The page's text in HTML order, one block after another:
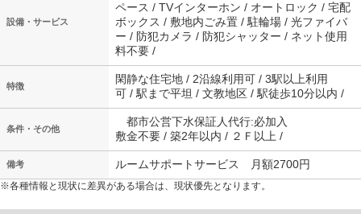
設備・サービス
ペース / TVインターホン / オートロック / 宅配
ボックス / 敷地内ごみ置 / 駐輪場 / 光ファイバ
ー / 防犯カメラ / 防犯シャッター / ネット使用
料不要 /
特徴
閑静な住宅地 / 2沿線利用可 / 3駅以上利用
可 / 駅まで平坦 / 文教地区 / 駅徒歩10分以内 /
条件・その他
都市公営下水保証人代行:必加入
敷金不要 / 築2年以内 / ２Ｆ以上 /
備考 ルームサポートサービス 月額2700円
※各種情報と現状に差異がある場合は、現状優先となります。